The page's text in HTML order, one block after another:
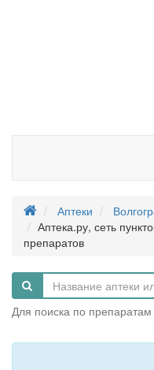
Аптеки
Аптека.ру, сеть
препаратов
Для поиска по